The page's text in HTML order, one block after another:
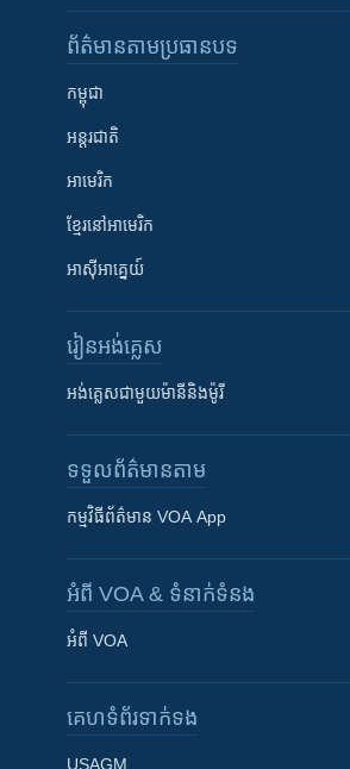
ព័ត៌មាន​តាមប្រធានបទ​
កម្ពុជា
អន្តរជាតិ
អាមេរិក
ខ្មែរ​នៅអាមេរិក
អាស៊ីអាគ្នេយ៍
រៀន​​អង់គ្លេស
អង់គ្លេស​ជាមួយ​ម៉ានី​និង​ម៉ូរី
ទទួល​ព័ត៌មាន​តាម
កម្មវិធី​ព័ត៌មាន VOA App
អំពី​ VOA & ទំនាក់ទំនង
អំពី​ VOA
គេហទំព័រ​​ទាក់ទង
USAGM